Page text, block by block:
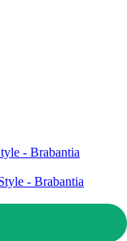
- Brabantia
- Brabantia